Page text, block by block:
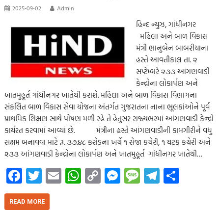
2025-09-02 Admin
હિન્દ ન્યુઝ, ગાંધીનગર
મહિલા અને બાળ વિકાસ
મંત્રી ભાનુબેન બાબરીયાના
હસ્તે આવતીકાલ તા. ૨
સપ્ટેમ્બરે ૨૩૩ આંગણવાડી
કેન્‍દ્રોના લોકાર્પણ અને
ખાતમુહૂર્ત ગાંધીનગર ખાતેથી કરાશે. મહિલા અને બાળ વિકાસ વિભાગના
સંકલિત બાળ વિકાસ સેવા યોજના અંતર્ગત ગુજરાતના નાના ભૂલકાંઓને પૂર્વ
પ્રાથમિક શિક્ષણ સાથે પોષણ મળી રહે તે હેતુસર રાજ્યભરમાં આંગણવાડી કેન્‍દ્રો
કાર્યરત કરવામાં આવ્યાં છે. મંત્રીના હસ્તે આંગણવાડીની કામગીરીને વધુ
સક્ષમ બનાવવા માટે રૂ. ૩૭.૪૮ કરોડના ખર્ચે ૧ સેજા કચેરી, ૧ ઘટક કચેરી અને
૨૩૩ આંગણવાડી કેન્‍દ્રોના લોકાર્પણ અને ખાતમુહૂર્ત ગાંધીનગર ખાતેથી…
Fa
ce
b
T
wi
tt
E
m
W
h
C
o
M
es
M
es
Te
le
READ MORE